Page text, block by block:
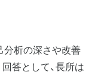
分析の深さや改善
答として、長所は